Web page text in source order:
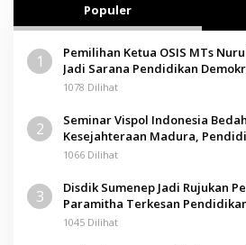
Populer
1
Pemilihan Ketua OSIS MTs
Jadi Sarana Pendidikan
1078 Dilihat
2
Seminar Vispol Indonesia
Kesejahteraan Madura,
Kunci
1066 Dilihat
3
Disdik Sumenep Jadi Rujukan
Paramitha Terkesan
1045 Dilihat